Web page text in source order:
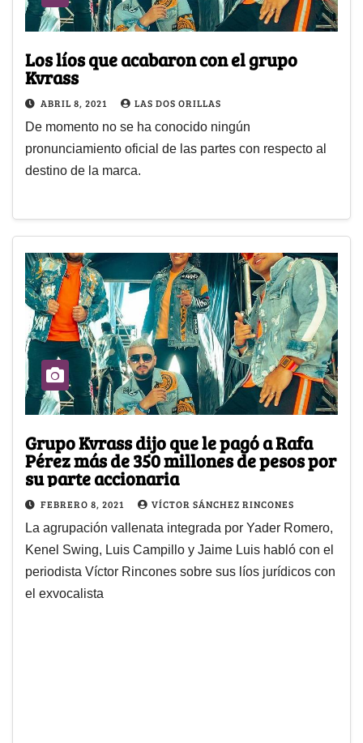
Los líos que acabaron con el grupo
Kvrass
ABRIL 8, 2021 LAS DOS ORILLAS
De momento no se ha conocido ningún
pronunciamiento oficial de las partes con respecto al
destino de la marca.
Grupo Kvrass dijo que le pagó a Rafa
Pérez más de 350 millones de pesos por
su parte accionaria
FEBRERO 8, 2021 VÍCTOR SÁNCHEZ RINCONES
La agrupación vallenata integrada por Yader Romero,
Kenel Swing, Luis Campillo y Jaime Luis habló con el
periodista Víctor Rincones sobre sus líos jurídicos con
el exvocalista